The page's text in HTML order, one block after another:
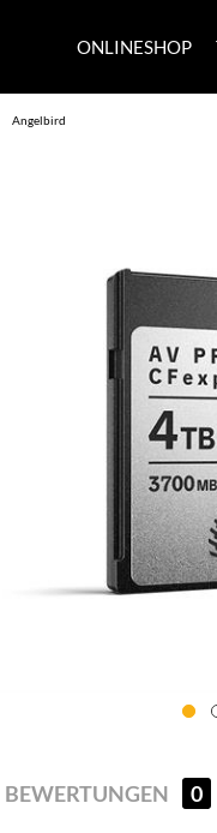
ONLINESHOP
Angelbird
BEWERTUNGEN 0